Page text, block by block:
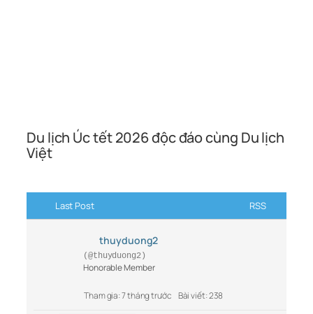
Du lịch Úc tết 2026 độc đáo cùng Du lịch
Việt
Last Post RSS
thuyduong2
(@thuyduong2)
Honorable Member
Tham gia: 7 tháng trước Bài viết: 238